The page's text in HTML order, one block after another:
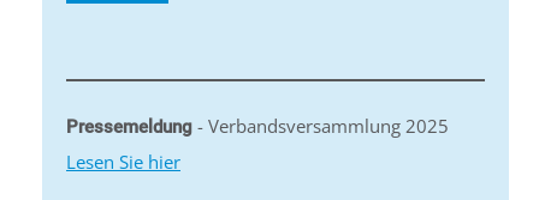
Pressemeldung - Verbandsversammlung 2025
Lesen Sie hier